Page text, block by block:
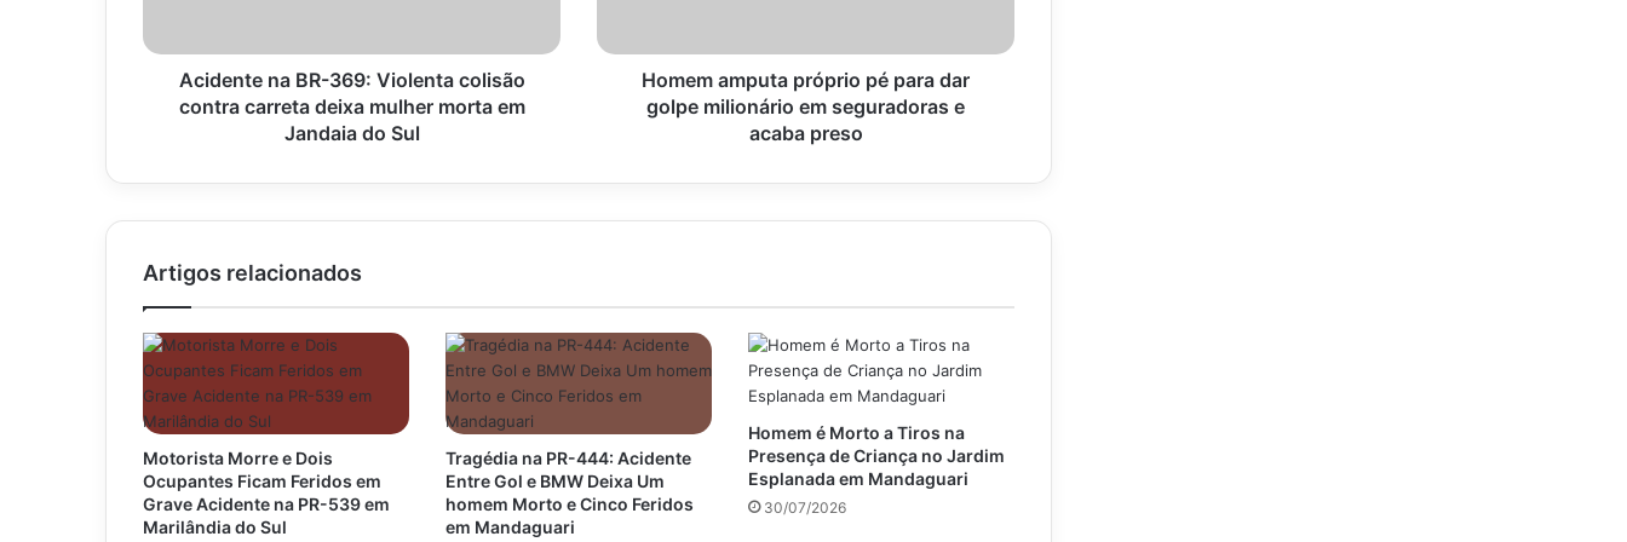
n
3
V
i
o
l
e
n
t
a
c
o
l
Acidente na BR-369: Violenta colisão
contra carreta deixa mulher morta em
Jandaia do Sul
u
ó
p
é
p
a
r
a
d
a
r
Homem amputa próprio pé para dar
golpe milionário em seguradoras e
acaba preso
Artigos relacionados
Motorista Morre e Dois
Ocupantes Ficam Feridos em
Grave Acidente na PR-539 em
Marilândia do Sul
Tragédia na PR-444: Acidente
Entre Gol e BMW Deixa Um
homem Morto e Cinco Feridos
em Mandaguari
Homem é Morto a Tiros na
Presença de Criança no Jardim
Esplanada em Mandaguari
30/07/2026